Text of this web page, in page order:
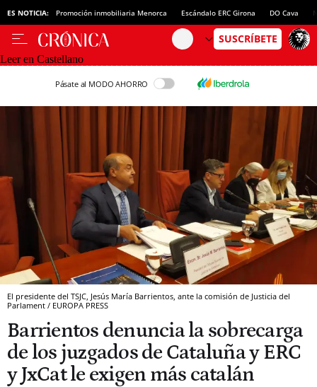
ES NOTICIA: Promoción inmobiliaria Menorca Escándalo ERC Girona DO Cava
Leer en Castellano
Pásate al MODO AHORRO
El presidente del TSJC, Jesús María Barrientos, ante la comisión de Justicia del
Parlament / EUROPA PRESS
Barrientos denuncia la sobrecarga
de los juzgados de Cataluña y ERC
y JxCat le exigen más catalán